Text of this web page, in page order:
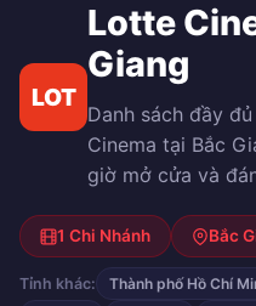
LOT
Lotte
Giang
Danh sách đầy
Cinema tại Bắc
giờ mở cửa và
1 Chi Nhánh Bắc
Tỉnh khác: Thành phố Hồ Chí